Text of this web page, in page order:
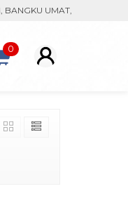
UMAT, MONSTRAN,
0